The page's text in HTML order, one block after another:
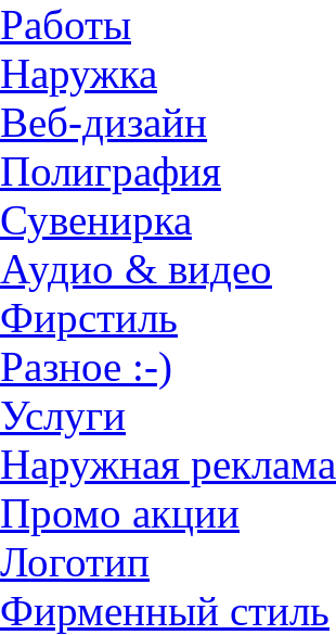
Работы
Наружка
Веб-дизайн
Полиграфия
Сувенирка
Аудио & видео
Фирстиль
Разное :-)
Услуги
Наружная реклама
Промо акции
Логотип
Фирменный стиль